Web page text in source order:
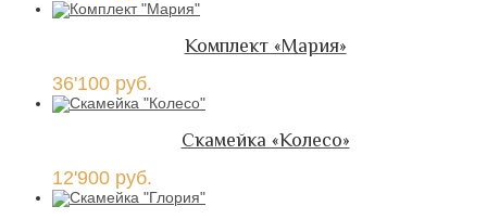
Комплект «Мария»
36'100 руб.
Скамейка «Колесо»
12'900 руб.